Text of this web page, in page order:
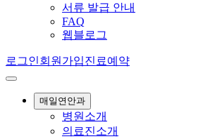
서류 발급 안내
FAQ
웹블로그
로그인회원가입진료예약
매일연안과
병원소개
의료진소개